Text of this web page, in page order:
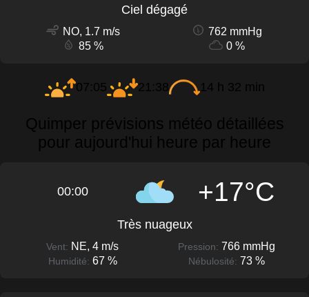
Ciel dégagé
NO, 1.7 m/s
762 mmHg
85 %
0 %
07:05 21:38 14 h 32 min
Quimper prévisions météo détaillées
pour aujourd'hui heure par heure
00:00 +17°C
Très nuageux
Vent: NE, 4 m/s Pression: 766 mmHg
Humidité: 67 % Nébulosité: 73 %